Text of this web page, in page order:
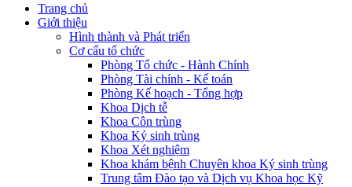
Trang chủ
Giới thiệu
Hình thành và Phát triển
Cơ cấu tổ chức
Phòng Tổ chức - Hành Chính
Phòng Tài chính - Kế toán
Phòng Kế hoạch - Tổng hợp
Khoa Dịch tễ
Khoa Côn trùng
Khoa Ký sinh trùng
Khoa Xét nghiệm
Khoa khám bệnh Chuyên khoa Ký sinh trùng
Trung tâm Đào tạo và Dịch vụ Khoa học Kỹ